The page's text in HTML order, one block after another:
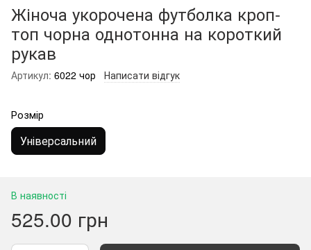
Жіноча укорочена футболка кроп-
топ чорна однотонна на короткий
рукав
Артикул: 6022 чор Написати відгук
Розмір
Універсальний
В наявності
525.00 грн